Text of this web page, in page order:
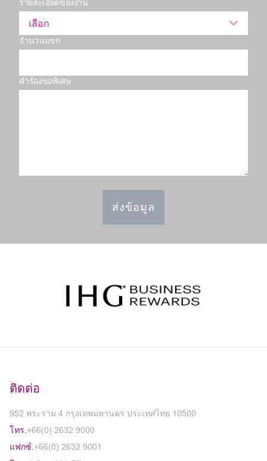
รายละเอียดของงาน
เลือก
จำนวนแขก
คำร้องขอพิเศษ
ส่งข้อมูล
ติดต่อ
952 พระราม 4 กรุงเทพมหานคร ประเทศไทย 10500
โทร. +66(0) 2632 9000
แฟกซ์. +66(0) 2632 9001